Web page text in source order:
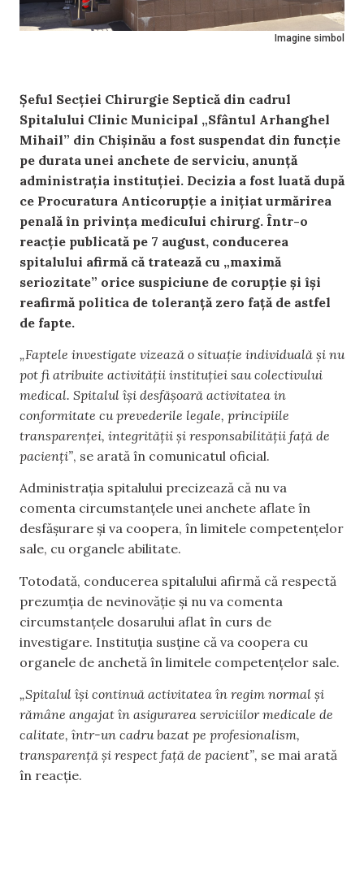
Imagine simbol
Șeful Secției Chirurgie Septică din cadrul
Spitalului Clinic Municipal „Sfântul Arhanghel
Mihail” din Chișinău a fost suspendat din funcție
pe durata unei anchete de serviciu, anunță
administrația instituției. Decizia a fost luată după
ce Procuratura Anticorupție a inițiat urmărirea
penală în privința medicului chirurg. Într-o
reacție publicată pe 7 august, conducerea
spitalului afirmă că tratează cu „maximă
seriozitate” orice suspiciune de corupție și își
reafirmă politica de toleranță zero față de astfel
de fapte.
„Faptele investigate vizează o situație individuală și nu
pot fi atribuite activității instituției sau colectivului
medical. Spitalul își desfășoară activitatea in
conformitate cu prevederile legale, principiile
transparenței, integrității și responsabilității față de
pacienți”, se arată în comunicatul oficial.
Administrația spitalului precizează că nu va
comenta circumstanțele unei anchete aflate în
desfășurare și va coopera, în limitele competențelor
sale, cu organele abilitate.
Totodată, conducerea spitalului afirmă că respectă
prezumția de nevinovăție și nu va comenta
circumstanțele dosarului aflat în curs de
investigare. Instituția susține că va coopera cu
organele de anchetă în limitele competențelor sale.
„Spitalul își continuă activitatea în regim normal și
rămâne angajat în asigurarea serviciilor medicale de
calitate, într-un cadru bazat pe profesionalism,
transparență și respect față de pacient”, se mai arată
în reacție.